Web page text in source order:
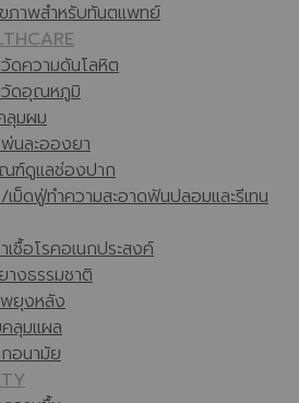
ภาพสำหรับทันตแพทย์
ดความดันโลหิต
วัดอุณหภูมิ
ลุมผม
นละอองยา
ฑ์ดูแลช่องปาก
เม็ดฟู่ทำความสะอาดฟันปลอมและรีเทน
เชื้อโรคอเนกประสงค์
งธรรมชาติ
พยุงหลัง
ลุมแผล
อนามัย